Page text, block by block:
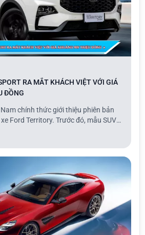
RA MẮT KHÁCH VIỆT VỚI GIÁ
ĐỒNG
chính thức giới thiệu phiên bản
Ford Territory. Trước đó, mẫu SUV
bản là Trend, Titanium và Titanium
giá bán 909 triệu đồng, nằm giữa hai
tr